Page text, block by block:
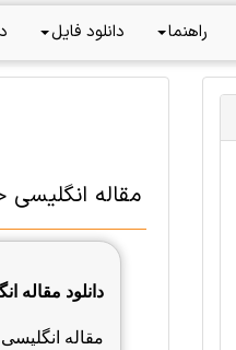
راهنما دانلود فایل
مقاله انگلیسی
دانلود مقاله
مقاله